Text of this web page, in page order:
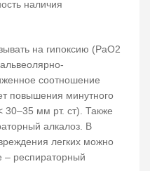
наличия
на гипоксию (PaO2
соотношение
повышения минутного
мм рт. ст). Также
алкалоз. В
легких можно
– респираторный